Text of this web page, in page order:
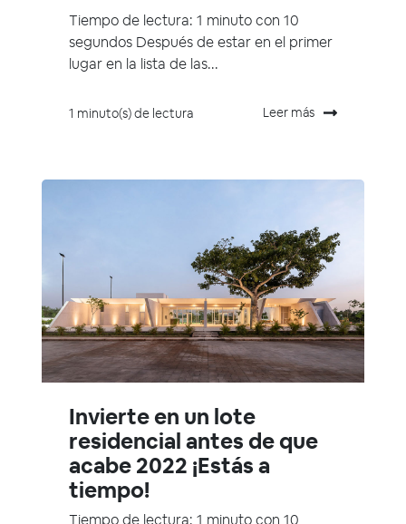
Tiempo de lectura: 1 minuto con 10
segundos Después de estar en el primer
lugar en la lista de las...
1 minuto(s) de lectura Leer más
Invierte en un lote
residencial antes de que
acabe 2022 ¡Estás a
tiempo!